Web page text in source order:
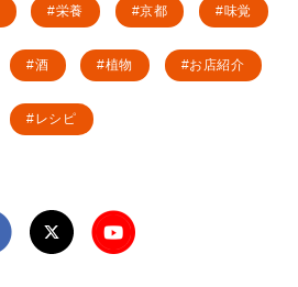
栄養 京都 味覚
酒 植物 お店紹介
レシピ